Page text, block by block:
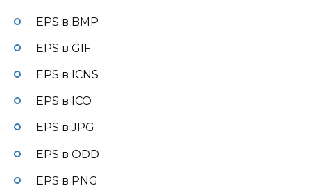
EPS в BMP
EPS в GIF
EPS в ICNS
EPS в ICO
EPS в JPG
EPS в ODD
EPS в PNG